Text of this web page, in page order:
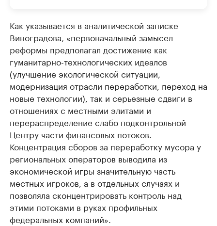
Как указывается в аналитической записке
Виноградова, «первоначальный замысел
реформы предполагал достижение как
гуманитарно-технологических идеалов
(улучшение экологической ситуации,
модернизация отрасли переработки, переход на
новые технологии), так и серьезные сдвиги в
отношениях с местными элитами и
перераспределение слабо подконтрольной
Центру части финансовых потоков.
Концентрация сборов за переработку мусора у
региональных операторов выводила из
экономической игры значительную часть
местных игроков, а в отдельных случаях и
позволяла сконцентрировать контроль над
этими потоками в руках профильных
федеральных компаний».